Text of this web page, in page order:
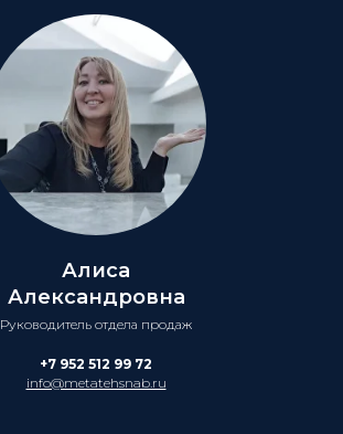
Алиса
Александровна
Руководитель отдела продаж
+7 952 512 99 72
info@metatehsnab.ru